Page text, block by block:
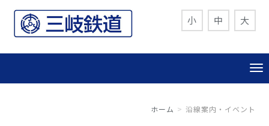
小 中 大
ホーム 沿線案内・イベント